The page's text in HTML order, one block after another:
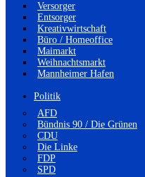
Versorger
Entsorger
Kreativwirtschaft
Büro / Homeoffice
Maimarkt
Weihnachtsmarkt
Mannheimer Hafen
Politik
AFD
Bündnis 90 / Die Grünen
CDU
Die Linke
FDP
SPD